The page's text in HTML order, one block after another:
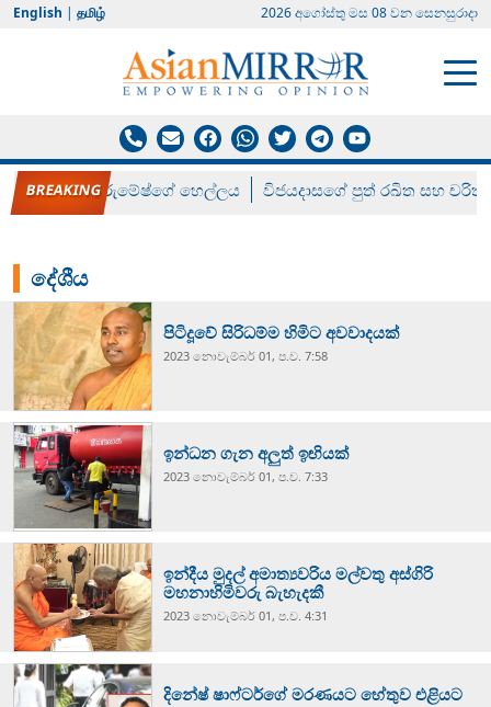
English | தமிழ் 2026 අගෝස්‍තු මස 08 වන සෙනසුරාදා
රන් ගෙනා රුමේෂ්ගේ හෙල්ලය විජයදාසගේ පුත් රඛිත සහ චරිත්
දේශීය
පිටිදූවේ සිරිධම්ම හිමිට අවවාදයක්
2023 නොවැම්‍බර් 01, ප.ව. 7:58
ඉන්ධන ගැන අලුත් ඉඟියක්
2023 නොවැම්‍බර් 01, ප.ව. 7:33
ඉන්දීය මුදල් අමාත්‍යවරිය මල්වතු අස්ගිරි
මහනාහිමිවරු බැහැදකී
2023 නොවැම්‍බර් 01, ප.ව. 4:31
දිනේෂ් ෂාෆ්ටර්ගේ මරණයට හේතුව එළියට